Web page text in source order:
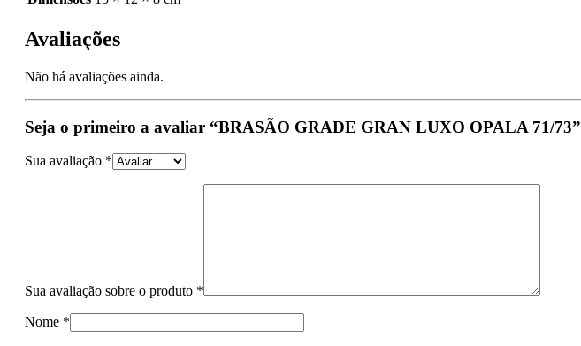
Avaliações
Não há avaliações ainda.
Seja o primeiro a avaliar “BRASÃO GRADE GRAN LUXO OPALA 71/73”
Sua avaliação *
Sua avaliação sobre o produto *
Nome *